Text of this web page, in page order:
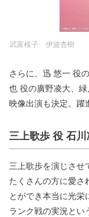
武富桜子 伊波杏樹
さらに、迅 悠一 役
也 役の廣野凌大、
映像出演も決定。躍
三上歌歩 役 石
三上歌歩を演じさせ
たくさんの方に愛さ
とができ本当に光栄
ランク戦の実況とい